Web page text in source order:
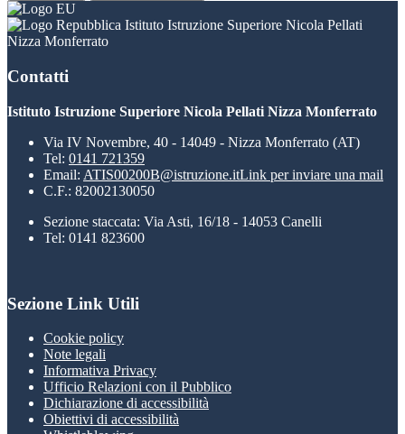
Istituto Istruzione Superiore Nicola Pellati
Nizza Monferrato
Contatti
Istituto Istruzione Superiore Nicola Pellati Nizza Monferrato
Via IV Novembre, 40 - 14049 - Nizza Monferrato (AT)
Tel: 0141 721359
Email: ATIS00200B@istruzione.itLink per inviare una mail
C.F.: 82002130050
Sezione staccata: Via Asti, 16/18 - 14053 Canelli
Tel: 0141 823600
Sezione Link Utili
Cookie policy
Note legali
Informativa Privacy
Ufficio Relazioni con il Pubblico
Dichiarazione di accessibilità
Obiettivi di accessibilità